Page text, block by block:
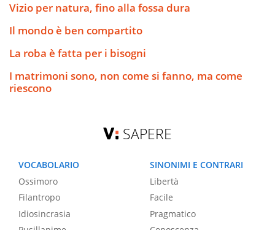
Vizio per natura, fino alla fossa dura
Il mondo è ben compartito
La roba è fatta per i bisogni
I matrimoni sono, non come si fanno, ma come
riescono
SAPERE
VOCABOLARIO
Ossimoro
Filantropo
Idiosincrasia
SINONIMI E CONTRARI
Libertà
Facile
Pragmatico